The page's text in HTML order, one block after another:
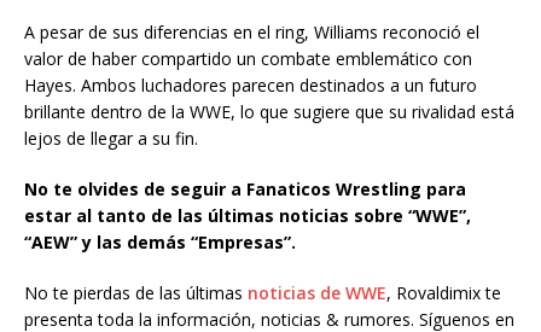
A pesar de sus diferencias en el ring, Williams reconoció el
valor de haber compartido un combate emblemático con
Hayes. Ambos luchadores parecen destinados a un futuro
brillante dentro de la WWE, lo que sugiere que su rivalidad está
lejos de llegar a su fin.
No te olvides de seguir a Fanaticos Wrestling para
estar al tanto de las últimas noticias sobre “WWE”,
“AEW” y las demás “Empresas”.
No te pierdas de las últimas noticias de WWE, Rovaldimix te
presenta toda la información, noticias & rumores. Síguenos en